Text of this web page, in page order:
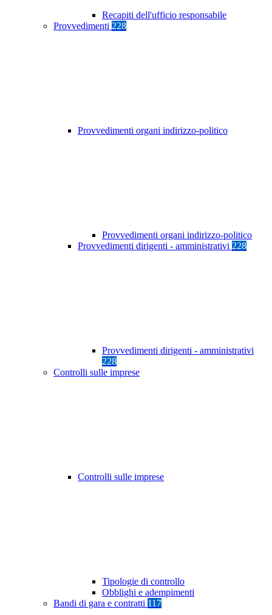
Recapiti dell'ufficio responsabile
Provvedimenti 228
Provvedimenti organi indirizzo-politico
Provvedimenti organi indirizzo-politico
Provvedimenti dirigenti - amministrativi 228
Provvedimenti dirigenti - amministrativi
228
Controlli sulle imprese
Controlli sulle imprese
Tipologie di controllo
Obblighi e adempimenti
Bandi di gara e contratti 117